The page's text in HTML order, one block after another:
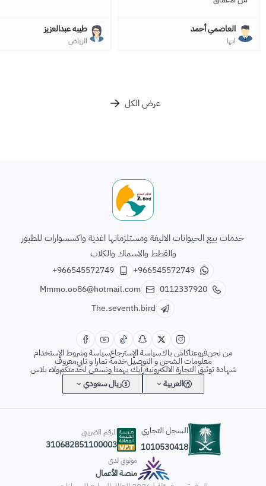
العاصمي أحمد
ابها
طيبه عبدالعزيز
الرياض
عرض الكل
خدمات بيع الحيوانات الاليفة ومستلزماتها اغذية واكسسوارات للطيور
والقطط والاسماك والكلاب
+966545572749
+966545572749
0112337920
Mmmo.oo86@hotmail.com
The.seventh.bird
من نحنفروعناكاش باكسياسة الإسترجاعسياسة وشروط الإستخدام
معلومات الشحن و التوصيلخدمة تمارا و تابيمعروف
شهادة توثيق التجارة الالكترونيةرأيك يهمنا ونسعى لخدمتكمولاء بلاس
العربية
ريال سعودي
السجل التجاري
1010530418
الرقم الضريبي
310682851100003
موثوق لدى
منصة الأعمال